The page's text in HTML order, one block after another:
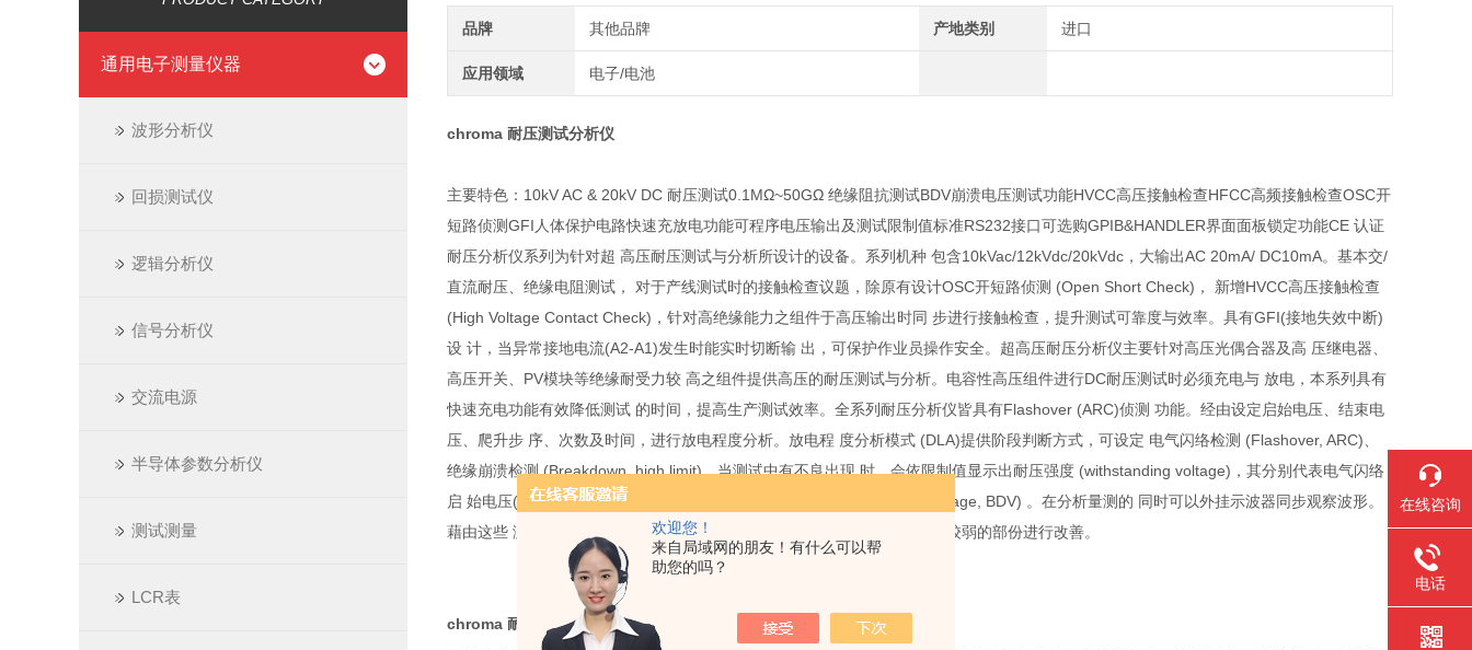
欢迎您！
来自局域网的朋友！有什么可以帮
助您的吗？
通用电子测量仪器
波形分析仪
回损测试仪
逻辑分析仪
信号分析仪
交流电源
半导体参数分析仪
测试测量
LCR表
品牌 其他品牌 产地类别 进口
应用领域 电子/电池
chroma 耐压测试分析仪
主要特色：10kV AC & 20kV DC 耐压测试0.1MΩ~50GΩ 绝缘阻抗测试BDV崩溃电压测试功能HVCC高压接触检查HFCC高频接触检查OSC开
短路侦测GFI人体保护电路快速充放电功能可程序电压输出及测试限制值标准RS232接口可选购GPIB&HANDLER界面面板锁定功能CE 认证
耐压分析仪系列为针对超 高压耐压测试与分析所设计的设备。系列机种 包含10kVac/12kVdc/20kVdc，大输出AC 20mA/ DC10mA。基本交/
直流耐压、绝缘电阻测试， 对于产线测试时的接触检查议题，除原有设计OSC开短路侦测 (Open Short Check)， 新增HVCC高压接触检查
(High Voltage Contact Check)，针对高绝缘能力之组件于高压输出时同 步进行接触检查，提升测试可靠度与效率。具有GFI(接地失效中断)
设 计，当异常接地电流(A2-A1)发生时能实时切断输 出，可保护作业员操作安全。超高压耐压分析仪主要针对高压光偶合器及高 压继电器、
高压开关、PV模块等绝缘耐受力较 高之组件提供高压的耐压测试与分析。电容性高压组件进行DC耐压测试时必须充电与 放电，本系列具有
快速充电功能有效降低测试 的时间，提高生产测试效率。全系列耐压分析仪皆具有Flashover (ARC)侦测 功能。经由设定启始电压、结束电
压、爬升步 序、次数及时间，进行放电程度分析。放电程 度分析模式 (DLA)提供阶段判断方式，可设定 电气闪络检测 (Flashover, ARC)、
绝缘崩溃检测 (Breakdown, high limit)。当测试中有不良出现 时，会依限制值显示出耐压强度 (withstanding voltage)，其分别代表电气闪络
启 始电压(Flashover Start Voltage, FSV)及绝缘崩溃 电压(BreakDown Voltage, BDV) 。在分析量测的 同时可以外挂示波器同步观察波形。
藉由这些 测试结果，研究人员可以对产品进行分析与研 究，针对组件绝缘较弱的部份进行改善。
chroma 耐压测试分析仪
在线咨询
电话